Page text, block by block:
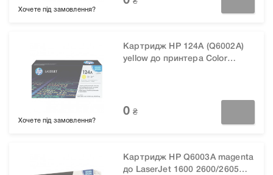
Хочете під замовлення?
Картридж HP 124A (Q6002A)
yellow до принтера Color
0 ₴
Хочете під замовлення?
Картридж HP Q6003A magenta
до LaserJet 1600 2600/2605